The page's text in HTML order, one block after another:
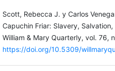
Scott, Rebecca J. y Carlos
Capuchin Friar: Slavery,
William & Mary Quarterly, vol. 76,
https://doi.org/10.5309/